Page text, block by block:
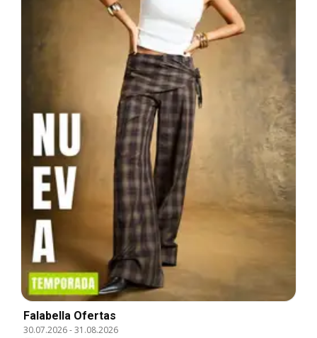
Falabella Ofertas
30.07.2026-31.08.2026